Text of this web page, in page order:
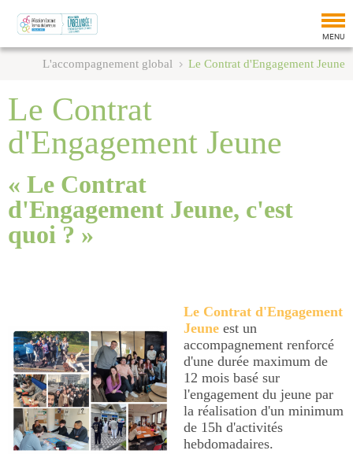
MENU
L'accompagnement global Le Contrat d'Engagement Jeune
Le Contrat
d'Engagement Jeune
« Le Contrat
d'Engagement Jeune, c'est
quoi ? »
Le Contrat d'Engagement
Jeune est un
accompagnement renforcé
d'une durée maximum de
12 mois basé sur
l'engagement du jeune par
la réalisation d'un minimum
de 15h d'activités
hebdomadaires.